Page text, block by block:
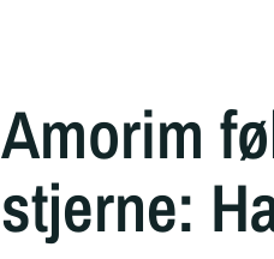
Amorim
stjerne: